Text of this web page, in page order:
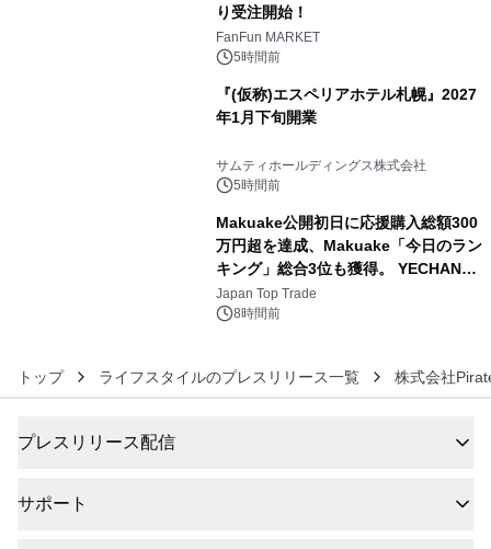
り受注開始！
FanFun MARKET
5時間前
『(仮称)エスペリアホテル札幌』2027
年1月下旬開業
サムティホールディングス株式会社
5時間前
Makuake公開初日に応援購入総額300
万円超を達成、Makuake「今日のラン
キング」総合3位も獲得。 YECHAN音
浴シンギングボウル第2弾の大型サイ
ズ（XL・2XL・3XL）を先行販売中
Japan Top Trade
8時間前
トップ ライフスタイルのプレスリリース一覧 株式会社
プレスリリース配信
サポート